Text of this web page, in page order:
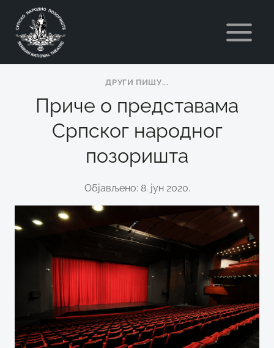
content
ДРУГИ ПИШУ...
Приче о представама
Српског народног
позоришта
Објављено: 8. јун 2020.